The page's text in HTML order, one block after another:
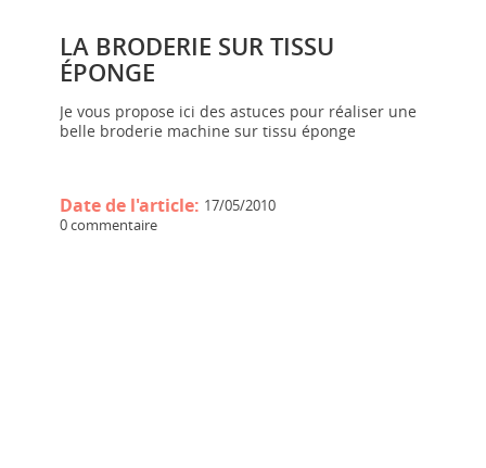
LA BRODERIE SUR TISSU
ÉPONGE
Je vous propose ici des astuces pour réaliser une
belle broderie machine sur tissu éponge
Date de l'article: 17/05/2010
0 commentaire